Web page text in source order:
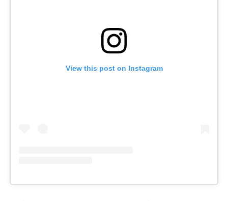
View this post on Instagram